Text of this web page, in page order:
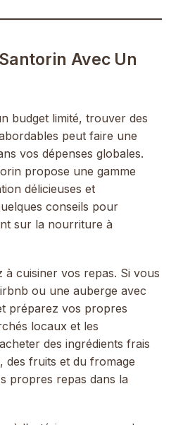
Avec Un
budget limité, trouver des
peut faire une
vos dépenses globales.
propose une gamme
délicieuses et
conseils pour
sur la nourriture à
à cuisiner vos repas. Si vous
ou une auberge avec
préparez vos propres
locaux et les
des ingrédients frais
des fruits et du fromage
propres repas dans la